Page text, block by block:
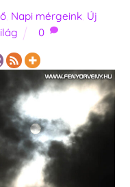
, Napi mérgeink, Új
0